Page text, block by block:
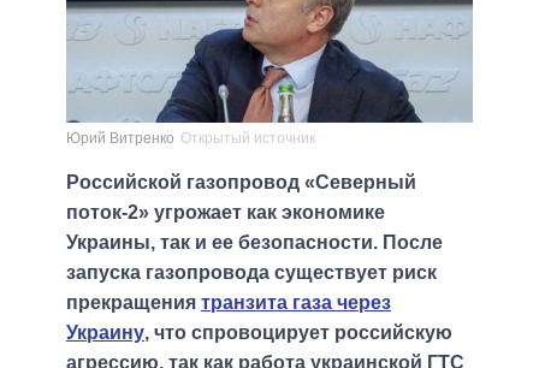
Юрий Витренко Открытый источник
Российской газопровод «Северный
поток-2» угрожает как экономике
Украины, так и ее безопасности. После
запуска газопровода существует риск
прекращения транзита газа через
Украину, что спровоцирует российскую
агрессию, так как работа украинской ГТС